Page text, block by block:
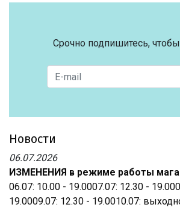
Срочно подпишитесь,
Новости
06.07.2026
ИЗМЕНЕНИЯ в режиме работы
06.07: 10.00 - 19.0007.07: 12.30 -
19.0009.07: 12.30 - 19.0010.07: